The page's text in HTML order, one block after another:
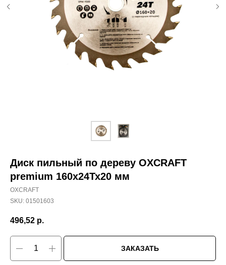
Диск пильный по дереву OXCRAFT
premium 160х24Тх20 мм
OXCRAFT
SKU: 01501603
496,52 р.
ЗАКАЗАТЬ